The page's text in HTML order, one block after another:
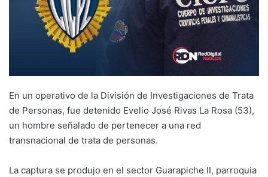
En un operativo de la División de Investigaciones de Trata
de Personas, fue detenido Evelio José Rivas La Rosa (53),
un hombre señalado de pertenecer a una red
transnacional de trata de personas.
La captura se produjo en el sector Guarapiche II, parroquia